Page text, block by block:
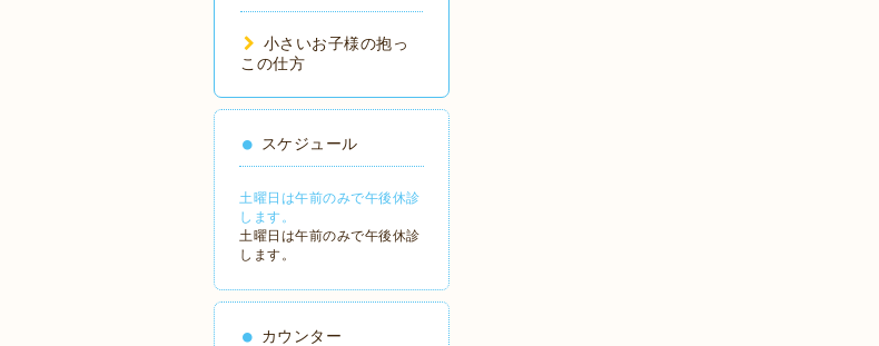
小さいお子様の抱っ
この仕方
スケジュール
土曜日は午前のみで午後休診
します。
土曜日は午前のみで午後休診
します。
カウンター